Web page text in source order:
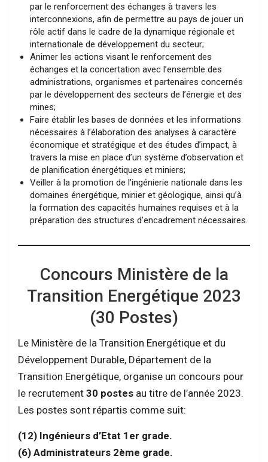
par le renforcement des échanges à travers les
interconnexions, afin de permettre au pays de jouer un
rôle actif dans le cadre de la dynamique régionale et
internationale de développement du secteur;
Animer les actions visant le renforcement des
échanges et la concertation avec l’ensemble des
administrations, organismes et partenaires concernés
par le développement des secteurs de l’énergie et des
mines;
Faire établir les bases de données et les informations
nécessaires à l’élaboration des analyses à caractère
économique et stratégique et des études d’impact, à
travers la mise en place d’un système d’observation et
de planification énergétiques et miniers;
Veiller à la promotion de l’ingénierie nationale dans les
domaines énergétique, minier et géologique, ainsi qu’à
la formation des capacités humaines requises et à la
préparation des structures d’encadrement nécessaires.
Concours Ministère de la
Transition Energétique 2023
(30 Postes)
Le Ministère de la Transition Energétique et du
Développement Durable, Département de la
Transition Energétique, organise un concours pour
le recrutement 30 postes au titre de l’année 2023.
Les postes sont répartis comme suit:
(12) Ingénieurs d’Etat 1er grade.
(6) Administrateurs 2ème grade.